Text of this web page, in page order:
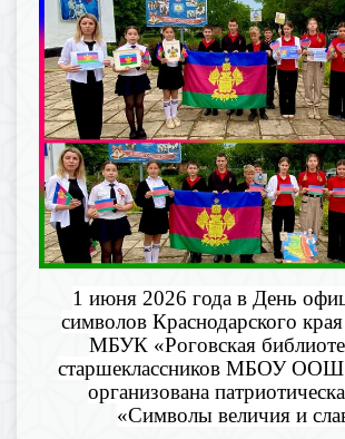
1 июня 2026 года в День
символов Краснодарского края
МБУК «Роговская
старшеклассников МБОУ
организована
«Символы величия и